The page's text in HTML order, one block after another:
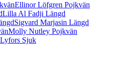
Ellinor Löfgren Pojkvän
Lilla Al Fadji Längd
Sigvard Marjasin Längd
Molly Nutley Pojkvän
Sjuk